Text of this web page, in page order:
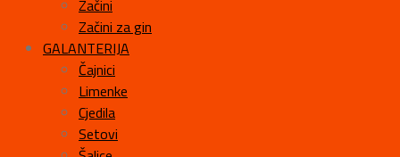
Začini
Začini za gin
GALANTERIJA
Čajnici
Limenke
Cjedila
Setovi